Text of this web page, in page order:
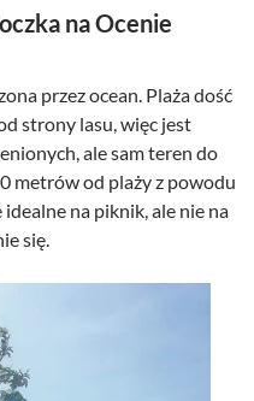
na Ocenie
przez ocean. Plaża dość
strony lasu, więc jest
ale sam teren do
metrów od plaży z powodu
na piknik, ale nie na
się.